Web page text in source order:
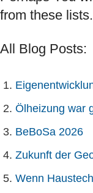
from these
All Blog Posts:
Ölheizung war
BeBoSa 2026
Zukunft der
Wenn